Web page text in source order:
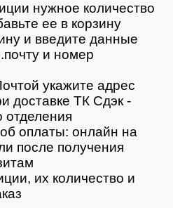
нужное количество
ее в корзину
и введите данные
и номер
укажите адрес
доставке ТК Сдэк -
отделения
оплаты: онлайн на
после получения
их количество и